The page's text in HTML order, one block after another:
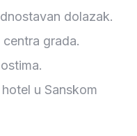
dolazak.
grada.
u Sanskom